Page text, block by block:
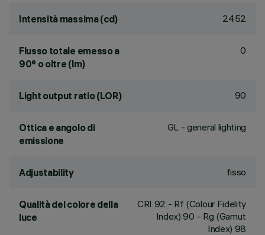
Intensità massima (cd) 2452
Flusso totale emesso a
90° o oltre (lm)
0
Light output ratio (LOR) 90
Ottica e angolo di
emissione
GL - general lighting
Adjustability fisso
Qualità del colore della
luce
CRI 92 - Rf (Colour Fidelity
Index) 90 - Rg (Gamut
Index) 98